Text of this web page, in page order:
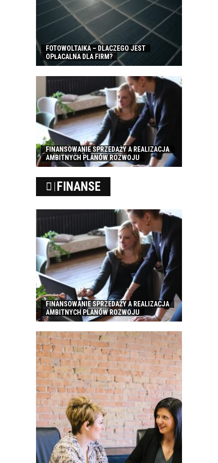
FOTOWOLTAIKA – DLACZEGO JEST
OPŁACALNA DLA FIRM?
FINANSOWANIE SPRZEDAŻY A REALIZACJA
AMBITNYCH PLANÓW ROZWOJU
FINANSE
FINANSOWANIE SPRZEDAŻY A REALIZACJA
AMBITNYCH PLANÓW ROZWOJU